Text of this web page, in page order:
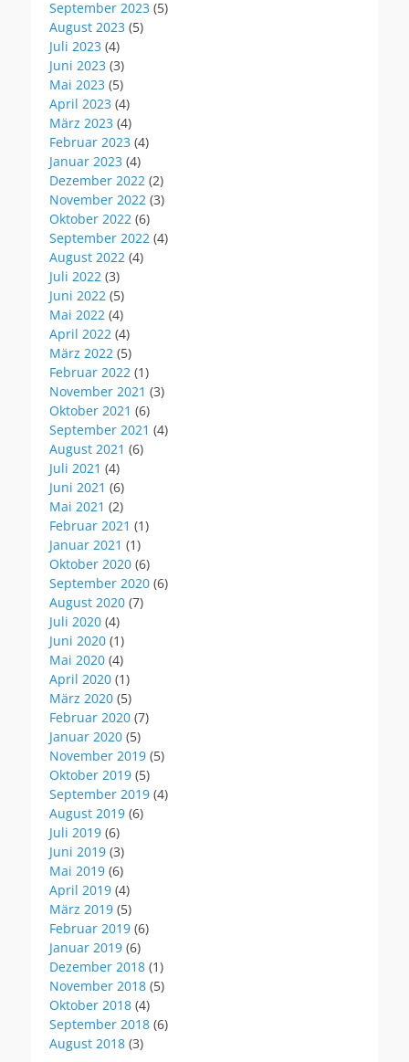
September 2023 (5)
August 2023 (5)
Juli 2023 (4)
Juni 2023 (3)
Mai 2023 (5)
April 2023 (4)
März 2023 (4)
Februar 2023 (4)
Januar 2023 (4)
Dezember 2022 (2)
November 2022 (3)
Oktober 2022 (6)
September 2022 (4)
August 2022 (4)
Juli 2022 (3)
Juni 2022 (5)
Mai 2022 (4)
April 2022 (4)
März 2022 (5)
Februar 2022 (1)
November 2021 (3)
Oktober 2021 (6)
September 2021 (4)
August 2021 (6)
Juli 2021 (4)
Juni 2021 (6)
Mai 2021 (2)
Februar 2021 (1)
Januar 2021 (1)
Oktober 2020 (6)
September 2020 (6)
August 2020 (7)
Juli 2020 (4)
Juni 2020 (1)
Mai 2020 (4)
April 2020 (1)
März 2020 (5)
Februar 2020 (7)
Januar 2020 (5)
November 2019 (5)
Oktober 2019 (5)
September 2019 (4)
August 2019 (6)
Juli 2019 (6)
Juni 2019 (3)
Mai 2019 (6)
April 2019 (4)
März 2019 (5)
Februar 2019 (6)
Januar 2019 (6)
Dezember 2018 (1)
November 2018 (5)
Oktober 2018 (4)
September 2018 (6)
August 2018 (3)